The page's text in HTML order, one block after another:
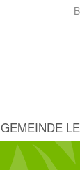
GEMEINDE